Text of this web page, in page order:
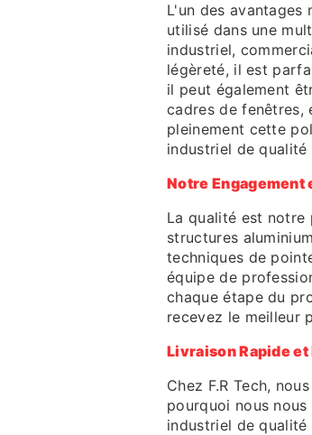
L'un des avantages
utilisé dans une
industriel,
légèreté, il est
il peut également
cadres de fenêtres,
pleinement cette
industriel de qualité
Notre Engagement
La qualité est notre
structures
techniques de
équipe de
chaque étape du
recevez le meilleur
Livraison Rapide
Chez F.R Tech,
pourquoi nous
industriel de